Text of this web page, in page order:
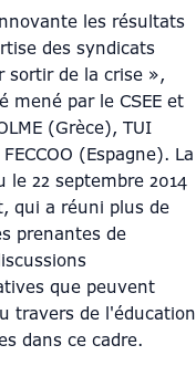
les résultats
des syndicats
sortir de la crise »,
mené par le CSEE et
(Grèce), TUI
(Espagne). La
22 septembre 2014
qui a réuni plus de
prenantes de
que peuvent
travers de l'éducation
dans ce cadre.